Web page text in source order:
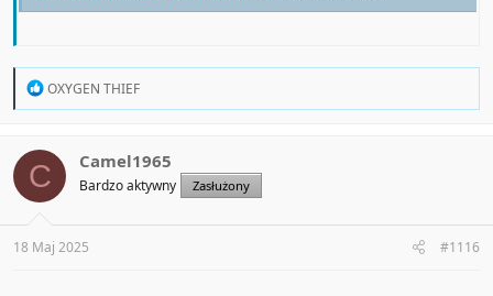
R
t
i
o
s
:
OXYGEN THIEF
C Camel1965
Bardzo aktywny Zasłużony
18 Maj 2025 #1116